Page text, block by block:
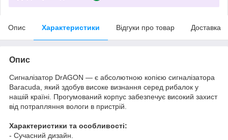
Опис Характеристики Відгуки про товар Доставка
Опис
Сигналізатор DrAGON — є абсолютною копією сигналізатора
Baracuda, який здобув високе визнання серед рибалок у
нашій країні. Прогумований корпус забезпечує високий захист
від потрапляння вологи в пристрій.
Характеристики та особливості:
- Сучасний дизайн.